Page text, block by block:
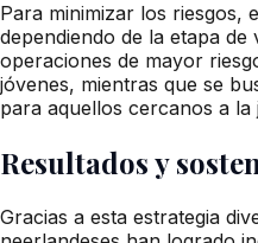
Para minimizar los riesgos,
dependiendo de la etapa de
operaciones de mayor
jóvenes, mientras que se
para aquellos cercanos a la
Resultados y
Gracias a esta estrategia